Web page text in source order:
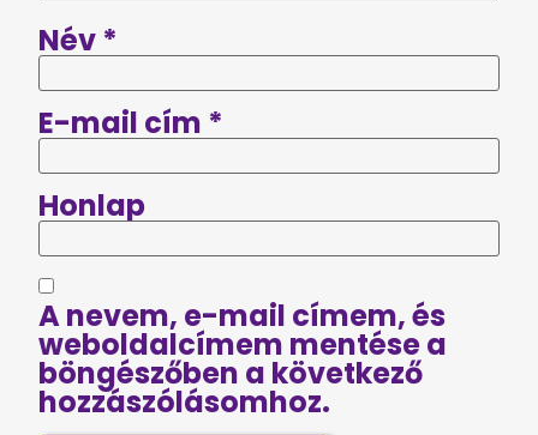
Név *
E-mail cím *
Honlap
A nevem, e-mail címem, és
weboldalcímem mentése a
böngészőben a következő
hozzászólásomhoz.